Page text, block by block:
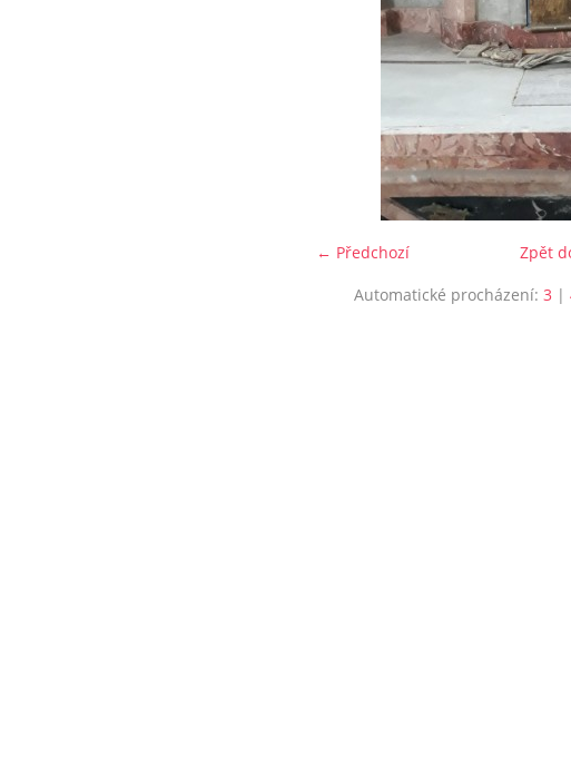
← Předchozí
Zpět
Automatické procházení: 3 |